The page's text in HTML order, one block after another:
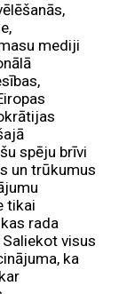
mediji
spēju brīvi
un trūkumus
tikai
rada
visus
ka